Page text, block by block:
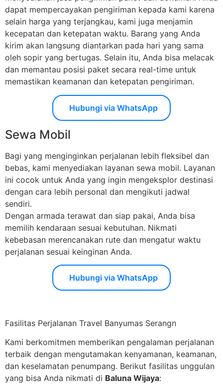
dapat mempercayakan pengiriman kepada kami karena
selain harga yang terjangkau, kami juga menjamin
kecepatan dan ketepatan waktu. Barang yang Anda
kirim akan langsung diantarkan pada hari yang sama
oleh sopir yang bertugas. Selain itu, Anda bisa melacak
dan memantau posisi paket secara real-time untuk
memastikan keamanan dan ketepatan pengiriman.
Hubungi via WhatsApp
Sewa Mobil
Bagi yang menginginkan perjalanan lebih fleksibel dan
bebas, kami menyediakan layanan sewa mobil. Layanan
ini cocok untuk Anda yang ingin mengeksplor destinasi
dengan cara lebih personal dan mengikuti jadwal
sendiri.
Dengan armada terawat dan siap pakai, Anda bisa
memilih kendaraan sesuai kebutuhan. Nikmati
kebebasan merencanakan rute dan mengatur waktu
perjalanan sesuai keinginan Anda.
Hubungi via WhatsApp
Fasilitas Perjalanan Travel Banyumas Serangn
Kami berkomitmen memberikan pengalaman perjalanan
terbaik dengan mengutamakan kenyamanan, keamanan,
dan keselamatan penumpang. Berikut fasilitas unggulan
yang bisa Anda nikmati di Baluna Wijaya: